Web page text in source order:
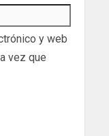
y web
vez que